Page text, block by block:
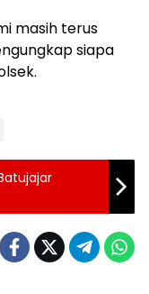
masih terus
siapa